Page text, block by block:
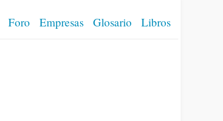
Foro Empresas Glosario Libros